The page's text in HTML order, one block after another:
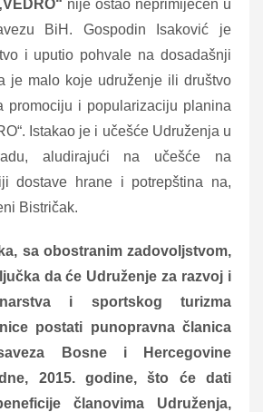
nije ostao neprimijećen u
BiH. Gospodin Isaković je
i uputio pohvale na dosadašnji
je malo koje udruženje ili društvo
promociju i popularizaciju planina
Istakao je i učešće Udruženja u
aludirajući na učešće na
dostave hrane i potrepština na,
Bistričak.
sa obostranim zadovoljstvom,
da će Udruženje za razvoj i
i sportskog turizma
postati punopravna članica
Bosne i Hercegovine
2015. godine, što će dati
članovima Udruženja,